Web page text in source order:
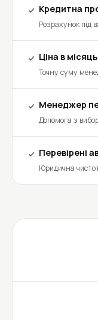
Кредитна
Розрахунок під
Ціна в
Точну суму
Менеджер
Допомога з
Перевірені
Юридична